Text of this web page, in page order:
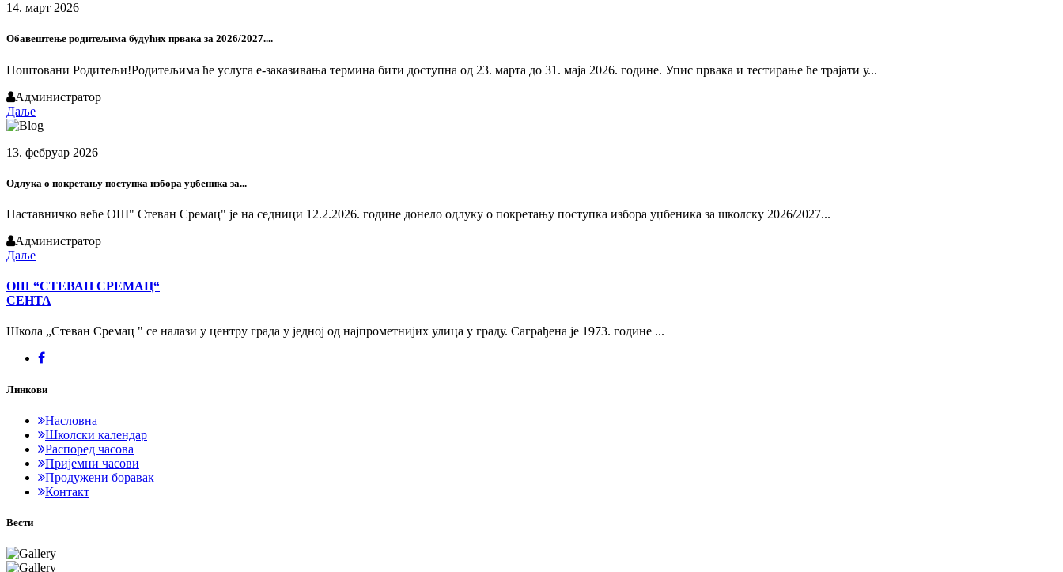
14. март 2026
Обавештење родитељима будућих првака за 2026/2027....
Поштовани Родитељи!Родитељима ће услуга е-заказивања термина бити доступна од 23. марта до 31. маја 2026. године. Упис првака и тестирање ће трајати у...
Администратор
Даље
13. фебруар 2026
Одлука о покретању поступка избора уџбеника за...
Наставничко веће ОШ" Стеван Сремац" је на седници 12.2.2026. године донело одлуку о покретању поступка избора уџбеника за школску 2026/2027...
Администратор
Даље
ОШ “СТЕВАН СРЕМАЦ“
СЕНТА
Школа „Стеван Сремац " се налази у центру града у једној од најпрометнијих улица у граду. Саграђена је 1973. године ...
Линкови
Насловна
Школски календар
Распоред часова
Пријемни часови
Продужени боравак
Контакт
Вести